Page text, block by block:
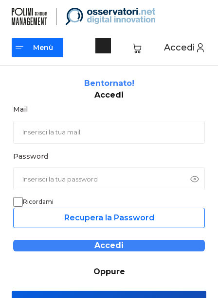
contenuto
Accedi
Menù
Bentornato!
Accedi
Mail
Password
Ricordami
Recupera la Password
Accedi
Oppure